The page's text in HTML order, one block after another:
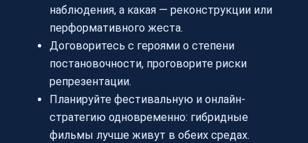
наблюдения, а какая — реконструкции или
перформативного жеста.
Договоритесь с героями о степени
постановочности, проговорите риски
репрезентации.
Планируйте фестивальную и онлайн-
стратегию одновременно: гибридные
фильмы лучше живут в обеих средах.